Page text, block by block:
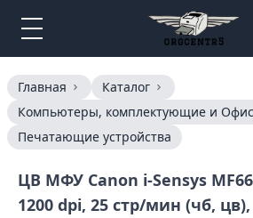
Главная
Каталог
Компьютеры, комплектующие и
Печатающие устройства
ЦВ МФУ Canon i-Sensys
1200 dpi, 25 стр/мин (чб, цв),